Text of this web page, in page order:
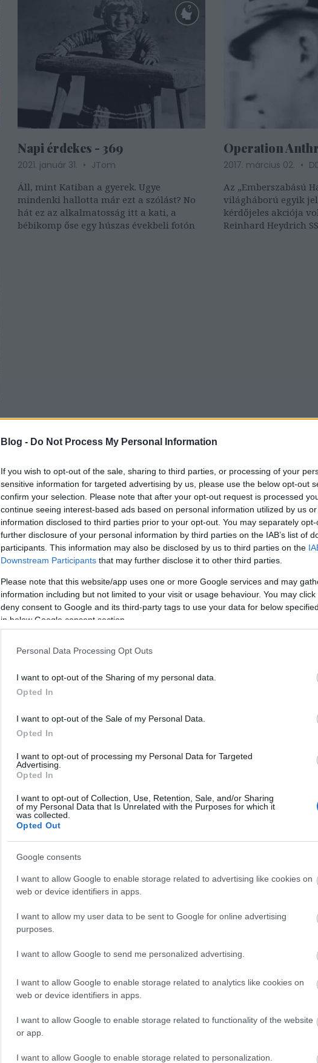
Blog - Do Not Process My Personal Information
If you wish to opt-out of the sale, sharing to third parties, or processing of your
sensitive information for targeted advertising by us, please use the below opt-out
confirm your selection. Please note that after your opt-out request is processed
continue seeing interest-based ads based on personal information utilized by us
information disclosed to third parties prior to your opt-out. You may separately
further disclosure of your personal information by third parties on the IAB’s list of
participants. This information may also be disclosed by us to third parties on the
Downstream Participants that may further disclose it to other third parties.
Please note that this website/app uses one or more Google services and may
information including but not limited to your visit or usage behaviour. You may
deny consent to Google and its third-party tags to use your data for below
in below Google consent section.
Personal Data Processing Opt Outs
I want to opt-out of the Sharing of my personal data.
Opted In
I want to opt-out of the Sale of my Personal Data.
Opted In
I want to opt-out of processing my Personal Data for Targeted
Advertising.
Opted In
I want to opt-out of Collection, Use, Retention, Sale, and/or Sharing
of my Personal Data that Is Unrelated with the Purposes for which it
was collected.
Opted Out
Google consents
I want to allow Google to enable storage related to advertising like cookies on
web or device identifiers in apps.
I want to allow my user data to be sent to Google for online advertising
purposes.
I want to allow Google to send me personalized advertising.
I want to allow Google to enable storage related to analytics like cookies on
web or device identifiers in apps.
I want to allow Google to enable storage related to functionality of the website
or app.
I want to allow Google to enable storage related to personalization.
Napi érdekes - 369
2021. január 31.
JTom
Áll, mint Katiban a gyerek. Ugye
mindenki hallotta már ezt a szólást? No
hát ez az alkalmatosság itt a kati, a
bébikomp őse egy húszas évekbeli fotón
Operation
2017. március 02.
Az „Emberszabású
világháború egyik
kérdőjeles akciója
Reinhard Heydrich